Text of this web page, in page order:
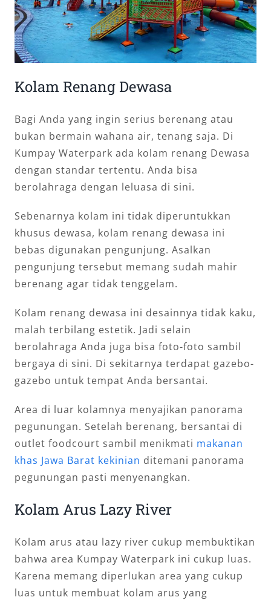
Kolam Renang Dewasa
Bagi Anda yang ingin serius berenang atau
bukan bermain wahana air, tenang saja. Di
Kumpay Waterpark ada kolam renang Dewasa
dengan standar tertentu. Anda bisa
berolahraga dengan leluasa di sini.
Sebenarnya kolam ini tidak diperuntukkan
khusus dewasa, kolam renang dewasa ini
bebas digunakan pengunjung. Asalkan
pengunjung tersebut memang sudah mahir
berenang agar tidak tenggelam.
Kolam renang dewasa ini desainnya tidak kaku,
malah terbilang estetik. Jadi selain
berolahraga Anda juga bisa foto-foto sambil
bergaya di sini. Di sekitarnya terdapat gazebo-
gazebo untuk tempat Anda bersantai.
Area di luar kolamnya menyajikan panorama
pegunungan. Setelah berenang, bersantai di
outlet foodcourt sambil menikmati makanan
khas Jawa Barat kekinian ditemani panorama
pegunungan pasti menyenangkan.
Kolam Arus Lazy River
Kolam arus atau lazy river cukup membuktikan
bahwa area Kumpay Waterpark ini cukup luas.
Karena memang diperlukan area yang cukup
luas untuk membuat kolam arus yang